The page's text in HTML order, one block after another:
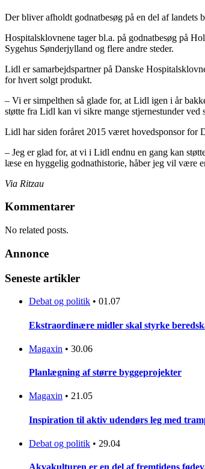
Der bliver afholdt godnatbesøg på en del af landets
Hospitalsklovnene tager bl.a. på godnatbesøg på
Sygehus Sønderjylland og flere andre steder.
Lidl er samarbejdspartner på Danske
for hvert solgt produkt.
– Vi er simpelthen så glade for, at Lidl igen i år
støtte fra Lidl kan vi sikre mange stjernestunder
Lidl har siden foråret 2015 været hovedsponsor for
– Jeg er glad for, at vi i Lidl endnu en gang kan
læse en hyggelig godnathistorie, håber jeg vil være
Via Ritzau
Kommentarer
No related posts.
Annonce
Seneste artikler
Debat og politik • 01.07
Ekstraordinære midler skal styrke
Magaxin • 30.06
Planlægning af større byggeprojekter
Magaxin • 21.05
Inspiration til aktiv udendørs leg med
Debat og politik • 29.04